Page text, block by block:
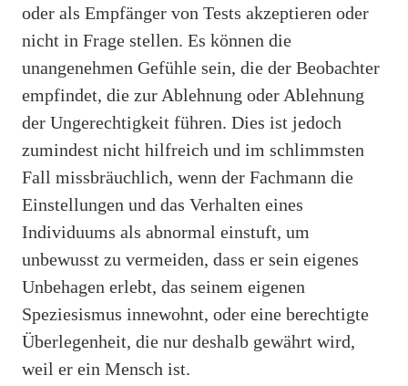
oder als Empfänger von Tests akzeptieren oder
nicht in Frage stellen. Es können die
unangenehmen Gefühle sein, die der Beobachter
empfindet, die zur Ablehnung oder Ablehnung
der Ungerechtigkeit führen. Dies ist jedoch
zumindest nicht hilfreich und im schlimmsten
Fall missbräuchlich, wenn der Fachmann die
Einstellungen und das Verhalten eines
Individuums als abnormal einstuft, um
unbewusst zu vermeiden, dass er sein eigenes
Unbehagen erlebt, das seinem eigenen
Speziesismus innewohnt, oder eine berechtigte
Überlegenheit, die nur deshalb gewährt wird,
weil er ein Mensch ist.